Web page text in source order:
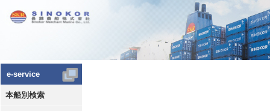
e-service
本船別検索